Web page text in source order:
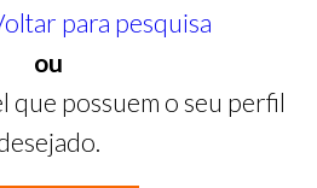
para pesquisa
ou
que possuem o seu perfil